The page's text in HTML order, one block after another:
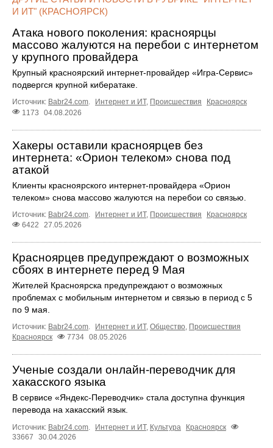
И ИТ" (КРАСНОЯРСК)
Атака нового поколения: красноярцы
массово жалуются на перебои с интернетом
у крупного провайдера
Крупный красноярский интернет-провайдер «Игра-Сервис»
подвергся крупной кибератаке.
Источник: Babr24.com. Интернет и ИТ, Происшествия
Красноярск
1173
04.08.2026
Хакеры оставили красноярцев без
интернета: «Орион телеком» снова под
атакой
Клиенты красноярского интернет-провайдера «Орион
телеком» снова массово жалуются на перебои со связью.
Источник: Babr24.com Интернет и ИТ, Происшествия
Красноярск
6422
27.05.2026
Красноярцев предупреждают о возможных
сбоях в интернете перед 9 Мая
Жителей Красноярска предупреждают о возможных
проблемах с мобильным интернетом и связью в период с 5
по 9 мая.
Источник: Babr24.com Интернет и ИТ, Общество Происшествия
Красноярск
7734 08.05.2026
Ученые создали онлайн-переводчик для
хакасского языка
В сервисе «Яндекс-Переводчик» стала доступна функция
перевода на хакасский язык.
Источник: Babr24.com. Интернет и ИТ, Культура
Красноярск
33667
30.04.2026